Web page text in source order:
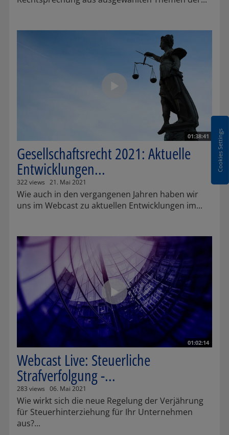
01:38:41
Gesellschaftsrecht 2021: Aktuelle
Entwicklungen...
322 views 21. Mai 2021
Wie auch in den vergangenen Jahren haben wir
uns im Webcast zu aktuellen Entwicklungen im...
01:02:14
Webcast Live: Steuerliche
Strafverfolgung -...
283 views 06. Mai 2021
Wie wirkt sich die neue Regelung der Verjährung
für Steuerhinterziehung für Ihr Unternehmen
aus?...
Cookies Settings